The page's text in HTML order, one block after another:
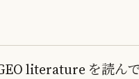
literature を読ん